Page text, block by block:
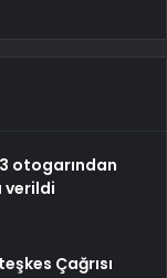
otogarından
verildi
Çağrısı